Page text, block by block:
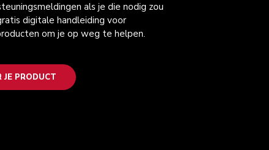
als je die nodig zou
digitale handleiding voor
om je op weg te helpen.
JE PRODUCT